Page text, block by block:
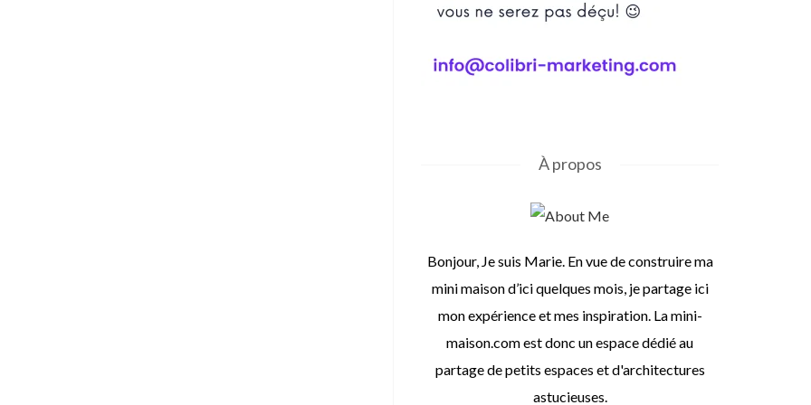
À propos
Bonjour, Je suis Marie. En vue de construire ma
mini maison d’ici quelques mois, je partage ici
mon expérience et mes inspiration. La mini-
maison.com est donc un espace dédié au
partage de petits espaces et d'architectures
astucieuses.